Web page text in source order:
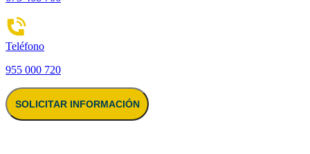
Teléfono
955 000 720
SOLICITAR INFORMACIÓN